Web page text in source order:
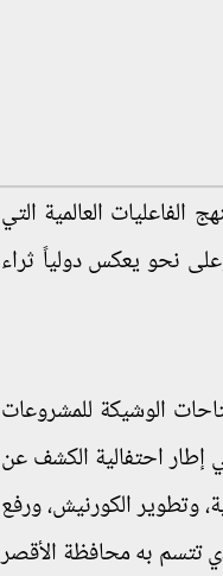
العالمية التي
نحو يعكس دولياً ثراء
الوشيكة للمشروعات
إطار احتفالية الكشف عن
وتطوير الكورنيش، ورفع
تتسم به محافظة الأقصر